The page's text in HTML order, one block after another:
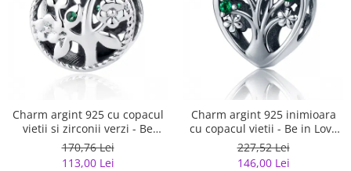
Charm argint 925 cu copacul
vietii si zirconii verzi - Be
Nature PST0059
170,76 Lei
113,00 Lei
Charm argint 925 inimioara
cu copacul vietii - Be in Love
PST0105
227,52 Lei
146,00 Lei